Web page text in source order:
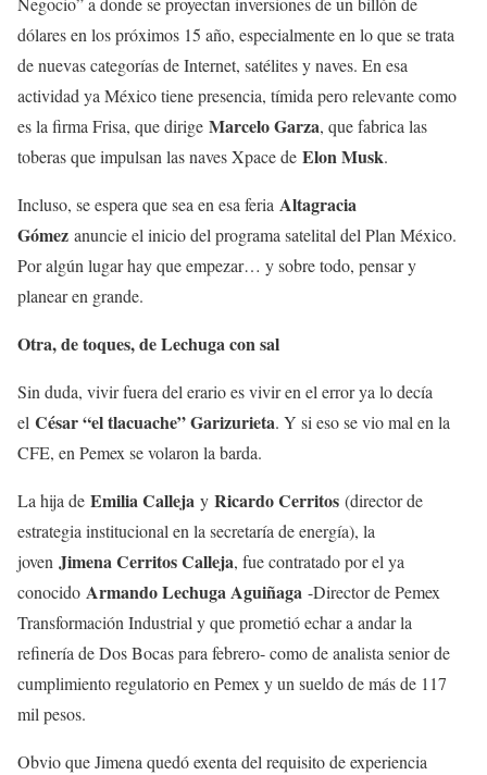
dólares en los próximos 15 año, especialmente en lo que se trata
de nuevas categorías de Internet, satélites y naves. En esa
actividad ya México tiene presencia, tímida pero relevante como
es la firma Frisa, que dirige Marcelo Garza, que fabrica las
toberas que impulsan las naves Xpace de Elon Musk.
Incluso, se espera que sea en esa feria Altagracia
Gómez anuncie el inicio del programa satelital del Plan México.
Por algún lugar hay que empezar… y sobre todo, pensar y
planear en grande.
Otra, de toques, de Lechuga con sal
Sin duda, vivir fuera del erario es vivir en el error ya lo decía
el César “el tlacuache” Garizurieta. Y si eso se vio mal en la
CFE, en Pemex se volaron la barda.
La hija de Emilia Calleja y Ricardo Cerritos (director de
estrategia institucional en la secretaría de energía), la
joven Jimena Cerritos Calleja, fue contratado por el ya
conocido Armando Lechuga Aguiñaga -Director de Pemex
Transformación Industrial y que prometió echar a andar la
refinería de Dos Bocas para febrero- como de analista senior de
cumplimiento regulatorio en Pemex y un sueldo de más de 117
mil pesos.
Obvio que Jimena quedó exenta del requisito de experiencia